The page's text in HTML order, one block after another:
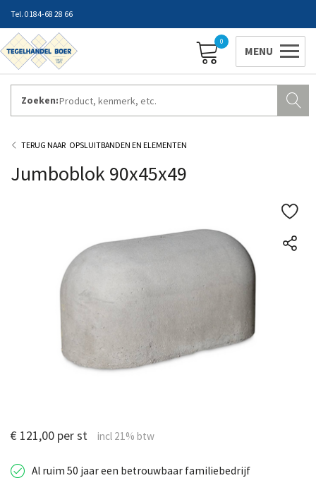
0184-68 28 66
0
Zoeken:
ZAKELIJK INLOGGEN
OPSLUITBANDEN EN ELEMENTEN
Jumboblok 90x45x49
€ 121,00 per st
Al ruim 50 jaar een betrouwbaar familiebedrijf